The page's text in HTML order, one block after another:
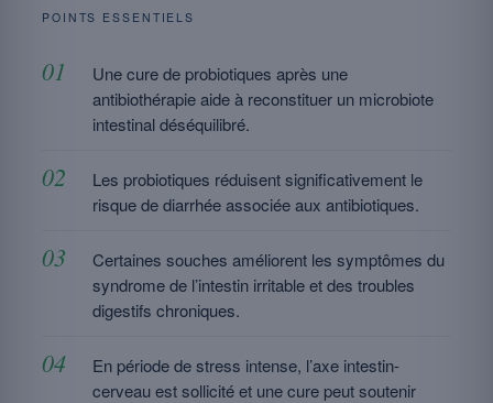
POINTS ESSENTIELS
Une cure de probiotiques après une
antibiothérapie aide à reconstituer un microbiote
intestinal déséquilibré.
Les probiotiques réduisent significativement le
risque de diarrhée associée aux antibiotiques.
Certaines souches améliorent les symptômes du
syndrome de l’intestin irritable et des troubles
digestifs chroniques.
En période de stress intense, l’axe intestin-
cerveau est sollicité et une cure peut soutenir